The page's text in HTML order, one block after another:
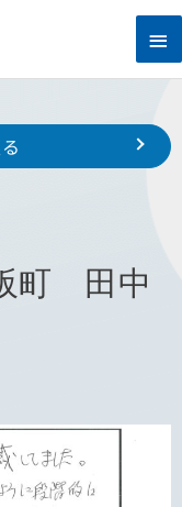
メ
イ
ン
メ
ー
市 中区 広沢 I 様
町 田中